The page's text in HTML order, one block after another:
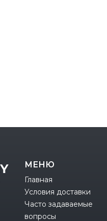
МЕНЮ
Главная
Условия доставки
Часто задаваемые
вопросы